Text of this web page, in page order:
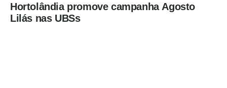
Hortolândia promove campanha Agosto
Lilás nas UBSs